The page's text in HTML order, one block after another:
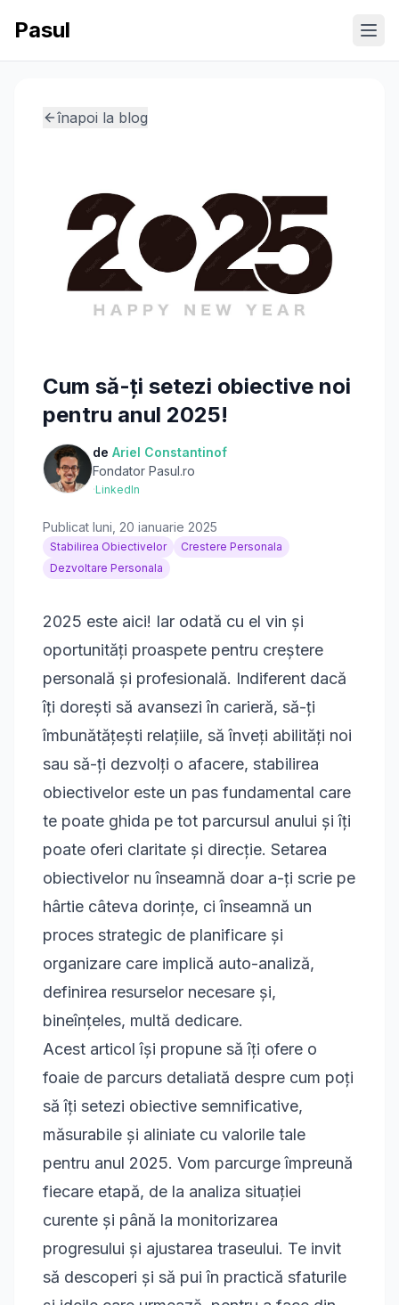
Pasul
înapoi la blog
Cum să-ți setezi obiective noi
pentru anul 2025!
de Ariel Constantinof
Fondator Pasul.ro
·LinkedIn
Publicat luni, 20 ianuarie 2025
Stabilirea Obiectivelor
Crestere Personala
Dezvoltare Personala
2025 este aici! Iar odată cu el vin și
oportunități proaspete pentru creștere
personală și profesională. Indiferent dacă
îți dorești să avansezi în carieră, să-ți
îmbunătățești relațiile, să înveți abilități noi
sau să-ți dezvolți o afacere, stabilirea
obiectivelor este un pas fundamental care
te poate ghida pe tot parcursul anului și îți
poate oferi claritate și direcție. Setarea
obiectivelor nu înseamnă doar a-ți scrie pe
hârtie câteva dorințe, ci înseamnă un
proces strategic de planificare și
organizare care implică auto-analiză,
definirea resurselor necesare și,
bineînțeles, multă dedicare.
Acest articol își propune să îți ofere o
foaie de parcurs detaliată despre cum poți
să îți setezi obiective semnificative,
măsurabile și aliniate cu valorile tale
pentru anul 2025. Vom parcurge împreună
fiecare etapă, de la analiza situației
curente și până la monitorizarea
progresului și ajustarea traseului. Te invit
să descoperi și să pui în practică sfaturile